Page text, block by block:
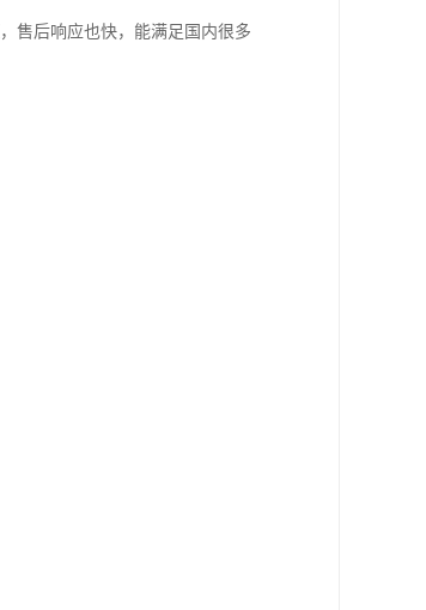
售后响应也快，能满足国内很多